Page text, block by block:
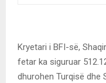
Kryetari i BFI-së,
fetar ka siguruar
dhurohen Turqisë dhe